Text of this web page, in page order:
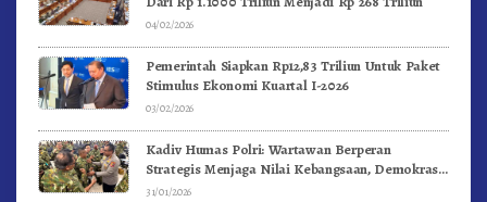
04/02/2026
Pemerintah Siapkan Rp12,83 Triliun Untuk Paket
Stimulus Ekonomi Kuartal I-2026
03/02/2026
Kadiv Humas Polri: Wartawan Berperan
Strategis Menjaga Nilai Kebangsaan, Demokrasi,
dan NKRI
31/01/2026